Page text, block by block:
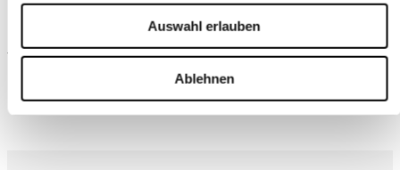
Auswahl erlauben
Ablehnen
Wird oft zusammen gekauft